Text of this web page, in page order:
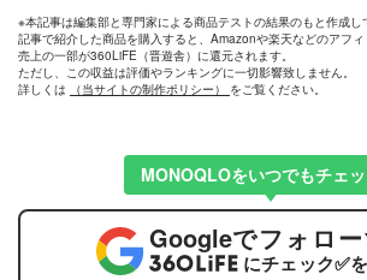
※本記事は編集部と専門家による商品テストの結果のもと作成し
記事で紹介した商品を購入すると、Amazonや楽天などのアフ
売上の一部が360LiFE（晋遊舎）に還元されます。
ただし、この収益は評価やランキングに一切影響致しません。
詳しくは
（当サイトの制作ポリシー） をご覧ください。
MONOQLOをいつでもチェッ
Googleでフォロ
にチェック✅